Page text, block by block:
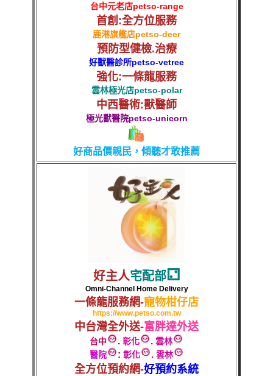
台中元老店petso-range
首創:全方位服務
鹿港旗艦店petso-deer
預防型健檢.治療
好獸醫診所petso-vetree
強化:一條龍服務
雲林極光店petso-polar
中西醫術:獸醫師
極光獸醫院petso-unicorn
好商品價親民，傾聽才敢推薦
好主人宅配部⚁
Omni-Channel Home Delivery
一條龍服務網-寵物柑仔店
https://www.petso.com.tw
中台灣全外送-富胖達外送
台中 . 彰化 . 雲林
醫院
: 彰化 . 雲林
全方位預約網-好預約系統